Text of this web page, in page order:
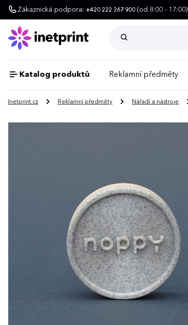
Zákaznická podpora: +420 222 367 900 (od 8:00 - 17:00)
Katalog produktů Reklamní předměty
Inetprint.cz Reklamní předměty Nářadí a nástroje